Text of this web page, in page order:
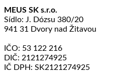
MEUS SK s.r.o.
Sídlo: J. Dózsu 380/20
941 31 Dvory nad Žitavou
IČO: 53 122 216
DIČ: 2121274925
IČ DPH: SK2121274925